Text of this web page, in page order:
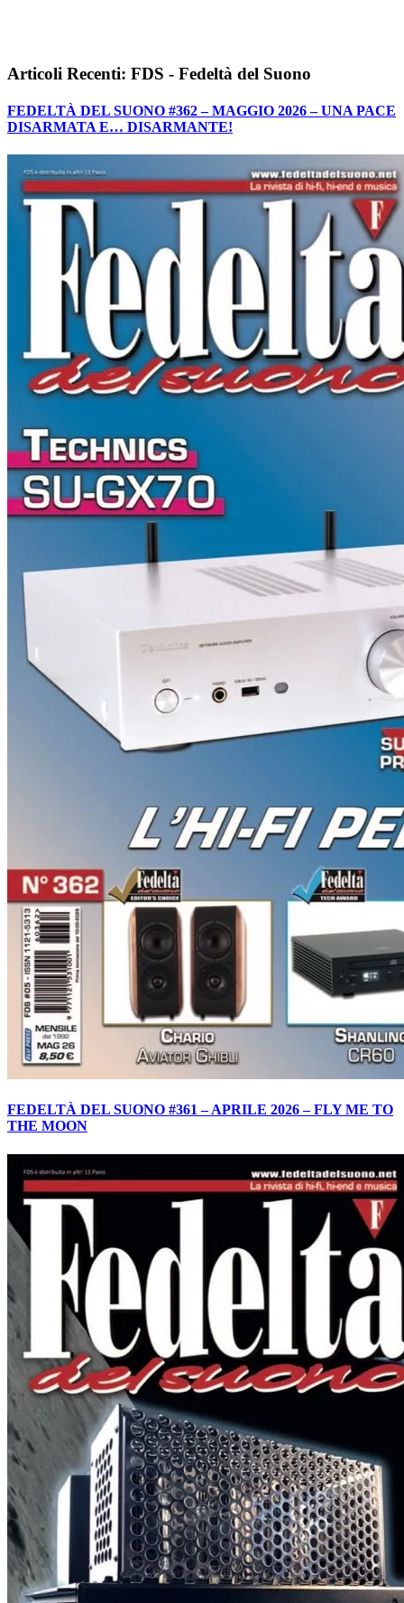
Articoli Recenti: FDS - Fedeltà del Suono
FEDELTÀ DEL SUONO #362 – MAGGIO 2026 – UNA PACE
DISARMATA E… DISARMANTE!
FEDELTÀ DEL SUONO #361 – APRILE 2026 – FLY ME TO
THE MOON